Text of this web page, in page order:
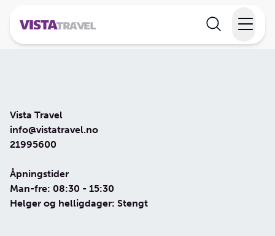
Temareiser
Informasjon
Vista Travel
info@vistatravel.no
21995600
Åpningstider
Man-fre: 08:30 - 15:30
Helger og helligdager: Stengt